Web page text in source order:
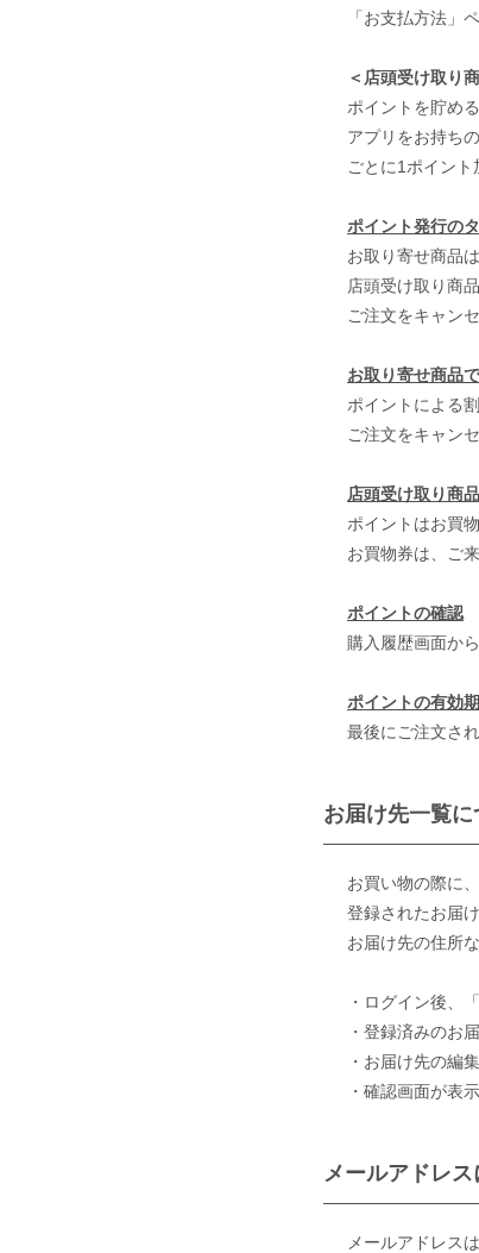
「お支払方法」
＜店頭受け取り
ポイントを貯め
アプリをお持ち
ごとに1ポイント
ポイント発行の
お取り寄せ商品
店頭受け取り商
ご注文をキャン
お取り寄せ商品
ポイントによる
ご注文をキャン
店頭受け取り商
ポイントはお買
お買物券は、ご
ポイントの確認
購入履歴画面か
ポイントの有効
最後にご注文さ
お届け先一覧に
お買い物の際に
登録されたお届
お届け先の住所
・ログイン後、
・登録済みのお
・お届け先の編
・確認画面が表
メールアドレス
メールアドレス